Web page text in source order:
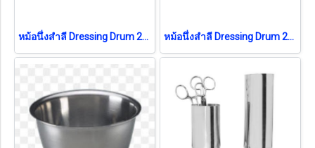
หม้อนึ่งสำลี Dressing Drum 21x16 cm หม้อนึ่งสำลี Dressing Drum 24x18 cm